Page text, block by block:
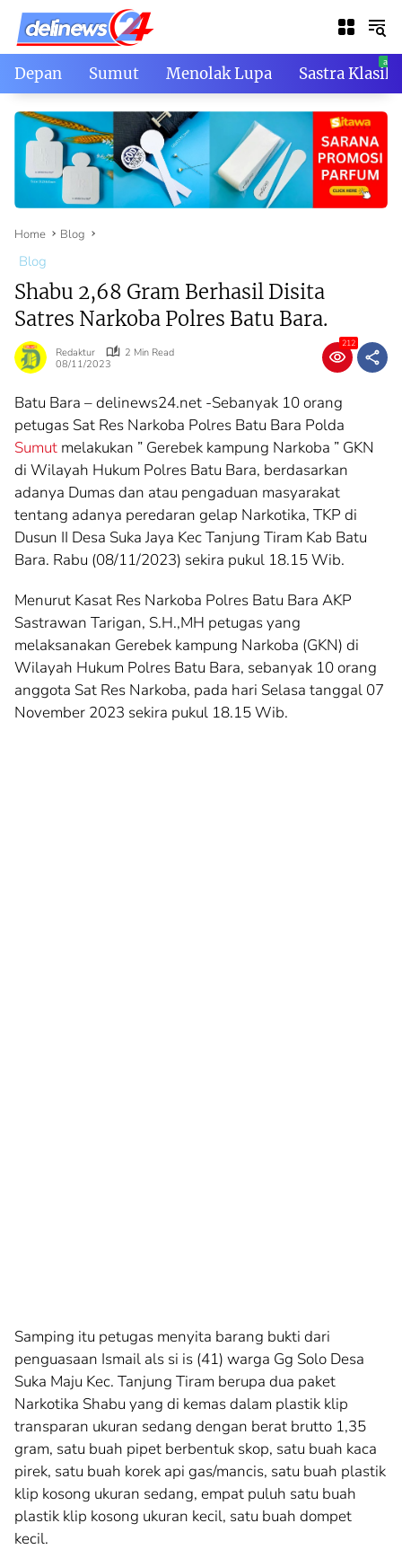
Skip
content
Depan Sumut Menolak Lupa Sastra Klasik
Home Blog
Blog
Shabu 2,68 Gram Berhasil Disita
Satres Narkoba Polres Batu Bara.
Redaktur
2 Min Read
08/11/2023
212
Batu Bara – delinews24.net -Sebanyak 10 orang
petugas Sat Res Narkoba Polres Batu Bara Polda
Sumut melakukan ” Gerebek kampung Narkoba ” GKN
di Wilayah Hukum Polres Batu Bara, berdasarkan
adanya Dumas dan atau pengaduan masyarakat
tentang adanya peredaran gelap Narkotika, TKP di
Dusun II Desa Suka Jaya Kec Tanjung Tiram Kab Batu
Bara. Rabu (08/11/2023) sekira pukul 18.15 Wib.
Menurut Kasat Res Narkoba Polres Batu Bara AKP
Sastrawan Tarigan, S.H.,MH petugas yang
melaksanakan Gerebek kampung Narkoba (GKN) di
Wilayah Hukum Polres Batu Bara, sebanyak 10 orang
anggota Sat Res Narkoba, pada hari Selasa tanggal 07
November 2023 sekira pukul 18.15 Wib.
Samping itu petugas menyita barang bukti dari
penguasaan Ismail als si is (41) warga Gg Solo Desa
Suka Maju Kec. Tanjung Tiram berupa dua paket
Narkotika Shabu yang di kemas dalam plastik klip
transparan ukuran sedang dengan berat brutto 1,35
gram, satu buah pipet berbentuk skop, satu buah kaca
pirek, satu buah korek api gas/mancis, satu buah plastik
klip kosong ukuran sedang, empat puluh satu buah
plastik klip kosong ukuran kecil, satu buah dompet
kecil.